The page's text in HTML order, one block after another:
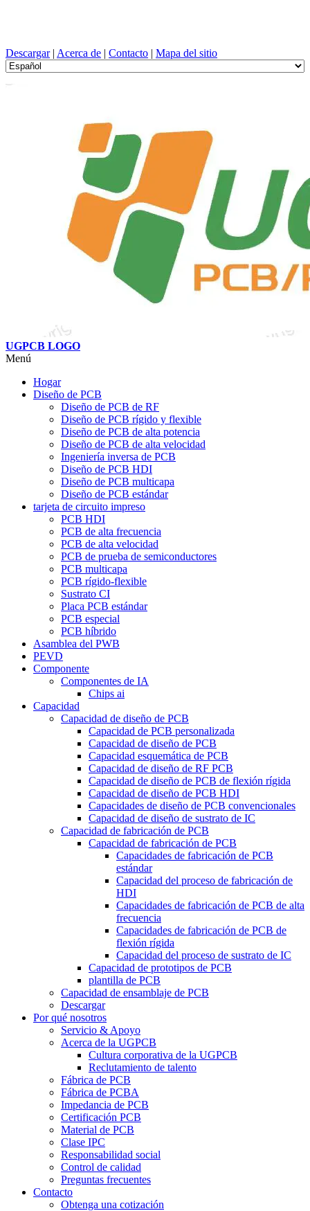
Descargar| Acerca de | Contacto | Mapa del sitio
UGPCB LOGO
Menú
Hogar
Diseño de PCB
Diseño de PCB de RF
Diseño de PCB rígido y flexible
Diseño de PCB de alta potencia
Diseño de PCB de alta velocidad
Ingeniería inversa de PCB
Diseño de PCB HDI
Diseño de PCB multicapa
Diseño de PCB estándar
tarjeta de circuito impreso
PCB HDI
PCB de alta frecuencia
PCB de alta velocidad
PCB de prueba de semiconductores
PCB multicapa
PCB rígido-flexible
Sustrato CI
Placa PCB estándar
PCB especial
PCB híbrido
Asamblea del PWB
PEVD
Componente
Componentes de IA
Chips ai
Capacidad
Capacidad de diseño de PCB
Capacidad de PCB personalizada
Capacidad de diseño de PCB
Capacidad esquemática de PCB
Capacidad de diseño de RF PCB
Capacidad de diseño de PCB de flexión rígida
Capacidad de diseño de PCB HDI
Capacidades de diseño de PCB convencionales
Capacidad de diseño de sustrato de IC
Capacidad de fabricación de PCB
Capacidad de fabricación de PCB
Capacidades de fabricación de PCB
estándar
Capacidad del proceso de fabricación de
HDI
Capacidades de fabricación de PCB de alta
frecuencia
Capacidades de fabricación de PCB de
flexión rígida
Capacidad del proceso de sustrato de IC
Capacidad de prototipos de PCB
plantilla de PCB
Capacidad de ensamblaje de PCB
Descargar
Por qué nosotros
Servicio & Apoyo
Acerca de la UGPCB
Cultura corporativa de la UGPCB
Reclutamiento de talento
Fábrica de PCB
Fábrica de PCBA
Impedancia de PCB
Certificación PCB
Material de PCB
Clase IPC
Responsabilidad social
Control de calidad
Preguntas frecuentes
Contacto
Obtenga una cotización